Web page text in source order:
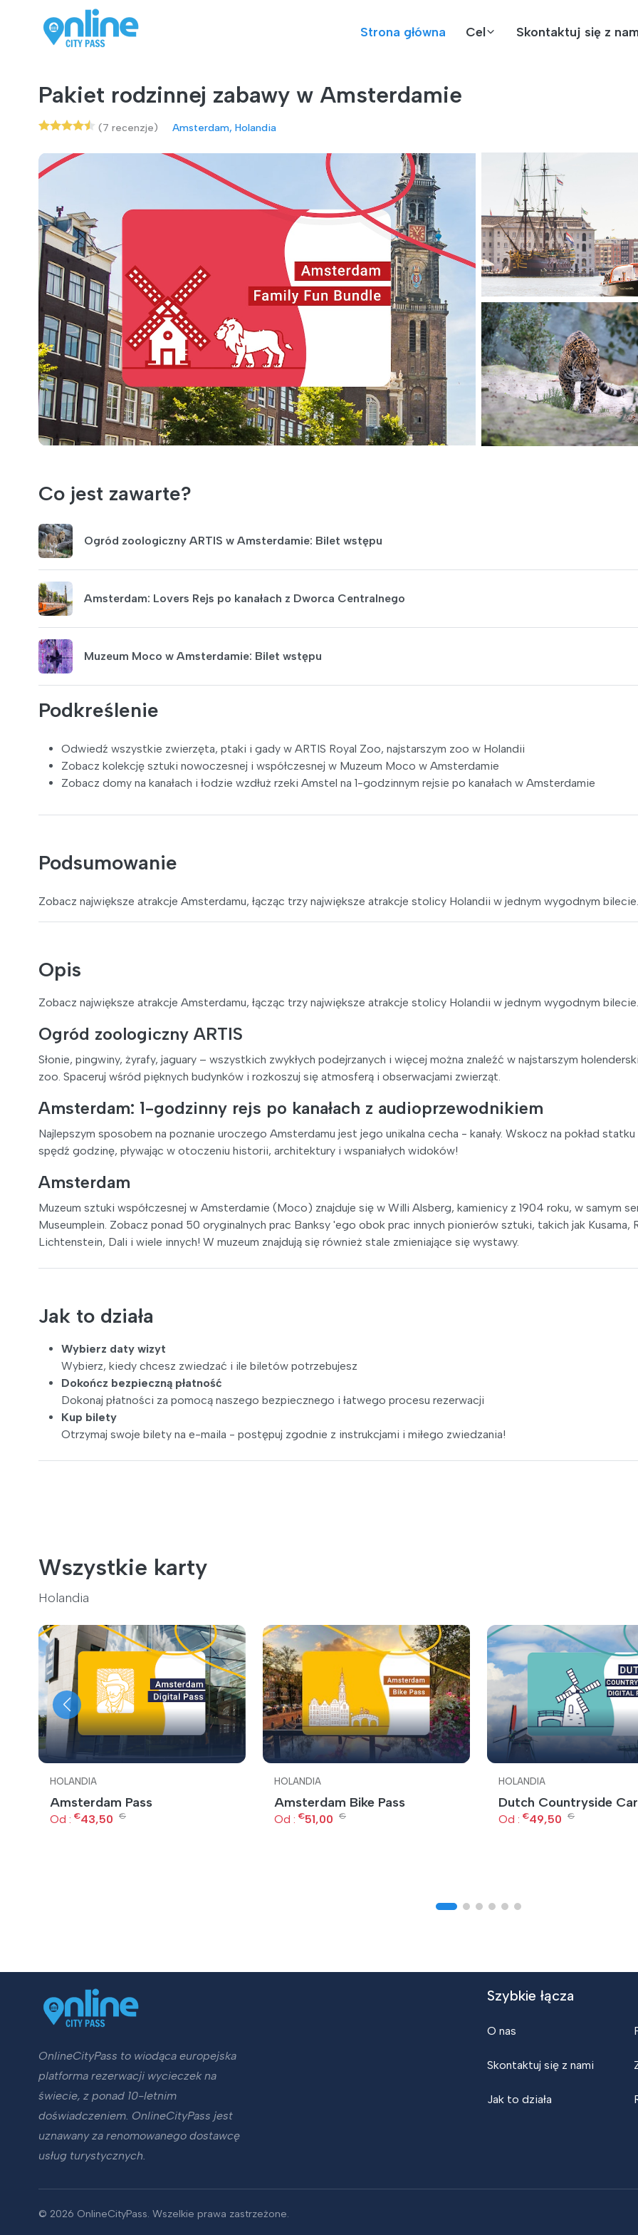
Strona główna Cel Skontaktuj się z
Pakiet rodzinnej zabawy w Amsterdamie
(7 recenzje) Amsterdam, Holandia
Co jest zawarte?
Ogród zoologiczny ARTIS w Amsterdamie: Bilet wstępu
Amsterdam: Lovers Rejs po kanałach z Dworca Centralnego
Muzeum Moco w Amsterdamie: Bilet wstępu
Podkreślenie
Odwiedź wszystkie zwierzęta, ptaki i gady w ARTIS Royal Zoo, najstarszym zoo w Holandii
Zobacz kolekcję sztuki nowoczesnej i współczesnej w Muzeum Moco w Amsterdamie
Zobacz domy na kanałach i łodzie wzdłuż rzeki Amstel na 1-godzinnym rejsie po kanałach w Amsterdamie
Podsumowanie
Zobacz największe atrakcje Amsterdamu, łącząc trzy największe atrakcje stolicy Holandii w jednym wygodnym bilecie.
Opis
Zobacz największe atrakcje Amsterdamu, łącząc trzy największe atrakcje stolicy Holandii w jednym wygodnym bilecie.
Ogród zoologiczny ARTIS
Słonie, pingwiny, żyrafy, jaguary – wszystkich zwykłych podejrzanych i więcej można znaleźć w najstarszym
zoo. Spaceruj wśród pięknych budynków i rozkoszuj się atmosferą i obserwacjami zwierząt.
Amsterdam: 1-godzinny rejs po kanałach z audioprzewodnikiem
Najlepszym sposobem na poznanie uroczego Amsterdamu jest jego unikalna cecha - kanały. Wskocz na pokład statku
spędź godzinę, pływając w otoczeniu historii, architektury i wspaniałych widoków!
Amsterdam
Muzeum sztuki współczesnej w Amsterdamie (Moco) znajduje się w Willi Alsberg, kamienicy z 1904 roku, w samym
Museumplein. Zobacz ponad 50 oryginalnych prac Banksy 'ego obok prac innych pionierów sztuki, takich jak Kusama,
Lichtenstein, Dali i wiele innych! W muzeum znajdują się również stale zmieniające się wystawy.
Jak to działa
Wybierz daty wizyt
Wybierz, kiedy chcesz zwiedzać i ile biletów potrzebujesz
Dokończ bezpieczną płatność
Dokonaj płatności za pomocą naszego bezpiecznego i łatwego procesu rezerwacji
Kup bilety
Otrzymaj swoje bilety na e-maila - postępuj zgodnie z instrukcjami i miłego zwiedzania!
Wszystkie karty
Holandia
HOLANDIA
Amsterdam Pass
Od : €43,50 €
HOLANDIA
Amsterdam Bike Pass
Od : €51,00 €
HOLANDIA
Dutch Countryside
Od : €49,50 €
OnlineCityPass to wiodąca europejska
platforma rezerwacji wycieczek na
świecie, z ponad 10-letnim
doświadczeniem. OnlineCityPass jest
uznawany za renomowanego dostawcę
usług turystycznych.
Szybkie łącza
O nas
Skontaktuj się z nami
Jak to działa
© 2026 OnlineCityPass. Wszelkie prawa zastrzeżone.